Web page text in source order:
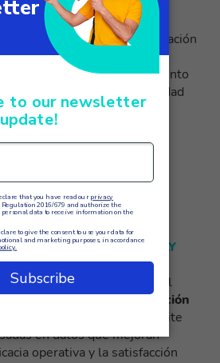
XCALLY se integran
todos los canales de comunicación
garantizando una
independientemente del punto
por el cliente. Esta uniformidad
una visión holística del
del Centro de
disposiciones
dedisposiciones XCALLY
crítica para cualquier
a destacar en el servicio al
convierte cada interacción
valiosa
, que permite
en datos que mejoran
operativa y la satisfacción